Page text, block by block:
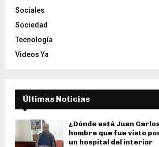
Sociales
Sociedad
Tecnología
Videos Ya
Últimas Noticias
¿Dónde está Juan
hombre que fue visto
un hospital del interior